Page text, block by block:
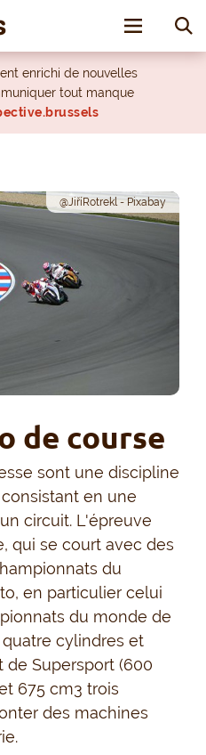
Toggle
enrichi de nouvelles
tout manque
@JiříRotrekl - Pixabay
de course
sont une discipline
en une
circuit. L'épreuve
qui se court avec des
du
en particulier celui
du monde de
cylindres et
de Supersport (600
675 cm3 trois
des machines